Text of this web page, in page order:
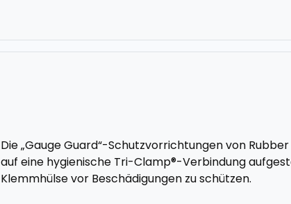
Die „Gauge Guard“-Schutzvorrichtungen von
auf eine hygienische Tri-Clamp®-Verbindung
Klemmhülse vor Beschädigungen zu schützen.